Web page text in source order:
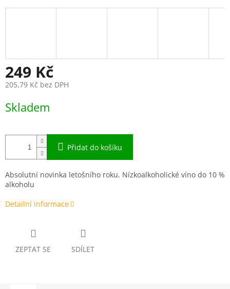
249 Kč
205,79 Kč bez DPH
cena:
Skladem
Přidat do košíku
Absolutní novinka letošního roku. Nízkoalkoholické víno do 10 %
alkoholu
Detailní informace
ZEPTAT SE SDÍLET